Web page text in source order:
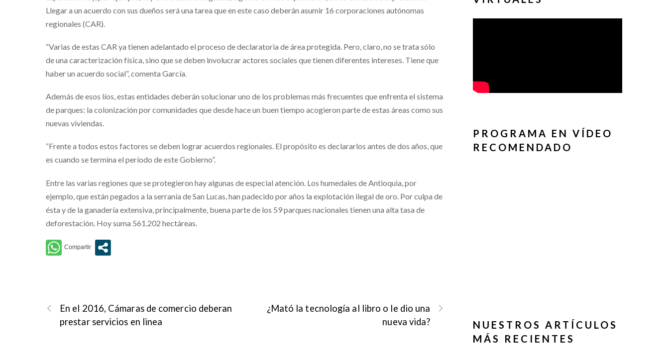
Llegar a un acuerdo con sus dueños será una tarea que en este caso deberán asumir 16 corporaciones autónomas
regionales (CAR).
“Varias de estas CAR ya tienen adelantado el proceso de declaratoria de área protegida. Pero, claro, no se trata sólo
de una caracterización física, sino que se deben involucrar actores sociales que tienen diferentes intereses. Tiene que
haber un acuerdo social”, comenta García.
Además de esos líos, estas entidades deberán solucionar uno de los problemas más frecuentes que enfrenta el sistema
de parques: la colonización por comunidades que desde hace un buen tiempo acogieron parte de estas áreas como sus
nuevas viviendas.
“Frente a todos estos factores se deben lograr acuerdos regionales. El propósito es declararlos antes de dos años, que
es cuando se termina el período de este Gobierno”.
Entre las varias regiones que se protegieron hay algunas de especial atención. Los humedales de Antioquia, por
ejemplo, que están pegados a la serranía de San Lucas, han padecido por años la explotación ilegal de oro. Por culpa de
ésta y de la ganadería extensiva, principalmente, buena parte de los 59 parques nacionales tienen una alta tasa de
deforestación. Hoy suma 561.202 hectáreas.
En el 2016, Cámaras de comercio deberan
prestar servicios en linea
¿Mató la tecnología al libro o le dio una
nueva vida?
PROGRAMA EN VÍDEO
RECOMENDADO
NUESTROS ARTÍCULOS
MÁS RECIENTES